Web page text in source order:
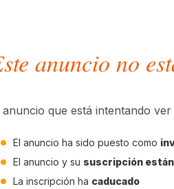
anuncio no
anuncio que está intentando
El anuncio ha sido puesto como
El anuncio y su suscripción
La inscripción ha caducado